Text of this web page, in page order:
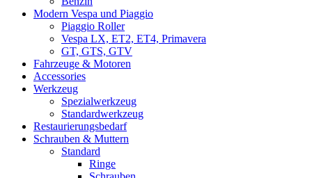
Modern Vespa und Piaggio
Piaggio Roller
Vespa LX, ET2, ET4, Primavera
GT, GTS, GTV
Fahrzeuge & Motoren
Accessories
Werkzeug
Spezialwerkzeug
Standardwerkzeug
Restaurierungsbedarf
Schrauben & Muttern
Standard
Ringe